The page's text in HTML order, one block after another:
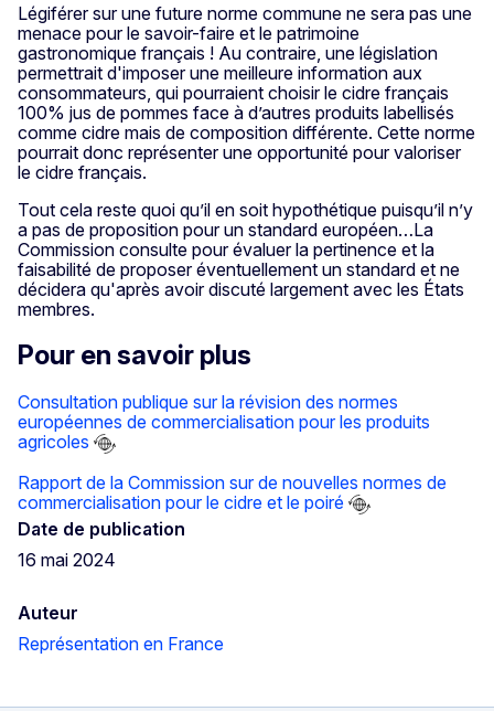
Légiférer sur une future norme commune ne sera pas une
menace pour le savoir-faire et le patrimoine
gastronomique français ! Au contraire, une législation
permettrait d'imposer une meilleure information aux
consommateurs, qui pourraient choisir le cidre français
100% jus de pommes face à d’autres produits labellisés
comme cidre mais de composition différente. Cette norme
pourrait donc représenter une opportunité pour valoriser
le cidre français.
Tout cela reste quoi qu’il en soit hypothétique puisqu’il n’y
a pas de proposition pour un standard européen…La
Commission consulte pour évaluer la pertinence et la
faisabilité de proposer éventuellement un standard et ne
décidera qu'après avoir discuté largement avec les États
membres.
Pour en savoir plus
Consultation publique sur la révision des normes
européennes de commercialisation pour les produits
agricoles
Rapport de la Commission sur de nouvelles normes de
commercialisation pour le cidre et le poiré
Date de publication
16 mai 2024
Auteur
Représentation en France